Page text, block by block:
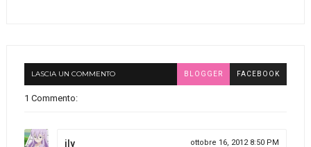
LASCIA UN COMMENTO BLOGGER FACEBOOK
1 Commento:
ily ottobre 16, 2012 8:50 PM